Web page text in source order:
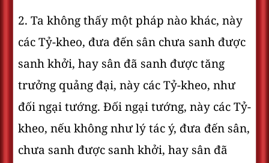
2. Ta không thấy một pháp nào khác, này
các Tỷ-kheo, đưa đến sân chưa sanh được
sanh khởi, hay sân đã sanh được tăng
trưởng quảng đại, này các Tỷ-kheo, như
đối ngại tướng. Ðối ngại tướng, này các Tỷ-
kheo, nếu không như lý tác ý, đưa đến sân,
chưa sanh được sanh khởi, hay sân đã